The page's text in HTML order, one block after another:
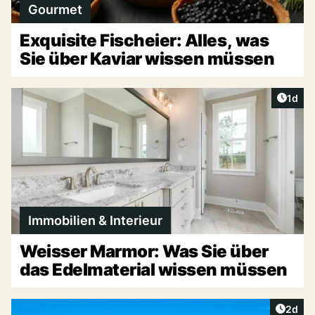
Gourmet
Exquisite Fischeier: Alles, was
Sie über Kaviar wissen müssen
1d
Immobilien & Interieur
Weisser Marmor: Was Sie über
das Edelmaterial wissen müssen
2d